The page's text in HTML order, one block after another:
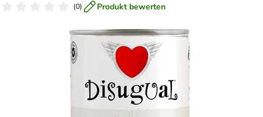
(0) Produkt bewerten